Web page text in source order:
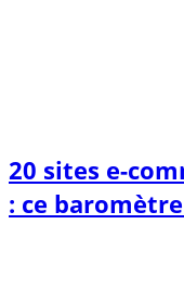
20 sites e-
: ce